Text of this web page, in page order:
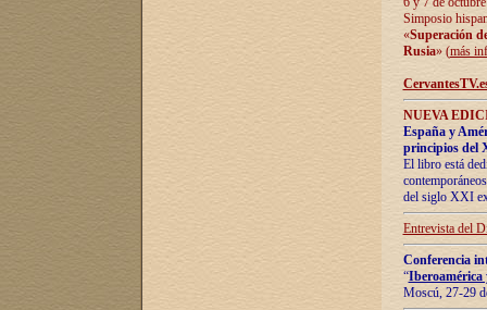
Simposio
«Superación
Rusia» (más
NUEVA
España y
principios del
El libro está
del siglo XXI
Entrevista del
Conferencia
“Iberoamérica
Moscú, 27-29